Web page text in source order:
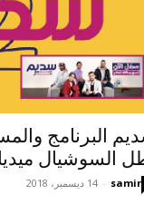
البرنامج
السوشيال
samir
- 14 ديسمبر، 2018